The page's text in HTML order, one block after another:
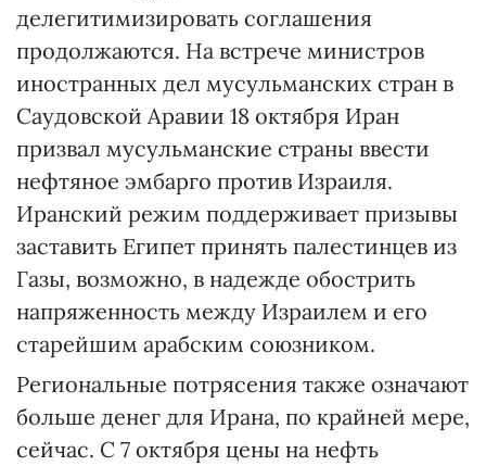
делегитимизировать соглашения
продолжаются. На встрече министров
иностранных дел мусульманских стран в
Саудовской Аравии 18 октября Иран
призвал мусульманские страны ввести
нефтяное эмбарго против Израиля.
Иранский режим поддерживает призывы
заставить Египет принять палестинцев из
Газы, возможно, в надежде обострить
напряженность между Израилем и его
старейшим арабским союзником.
Региональные потрясения также означают
больше денег для Ирана, по крайней мере,
сейчас. С 7 октября цены на нефть